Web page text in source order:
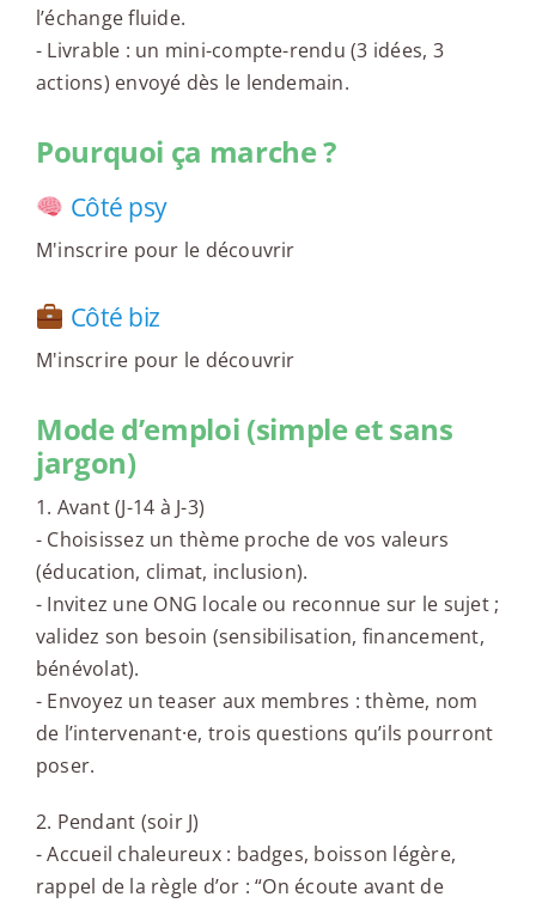
l’échange fluide.
- Livrable : un mini-compte-rendu (3 idées, 3
actions) envoyé dès le lendemain.
Pourquoi ça marche ?
Côté psy
M'inscrire pour le découvrir
Côté biz
M'inscrire pour le découvrir
Mode d’emploi (simple et sans
jargon)
1. Avant (J-14 à J-3)
- Choisissez un thème proche de vos valeurs
(éducation, climat, inclusion).
- Invitez une ONG locale ou reconnue sur le sujet ;
validez son besoin (sensibilisation, financement,
bénévolat).
- Envoyez un teaser aux membres : thème, nom
de l’intervenant·e, trois questions qu’ils pourront
poser.
2. Pendant (soir J)
- Accueil chaleureux : badges, boisson légère,
rappel de la règle d’or : “On écoute avant de